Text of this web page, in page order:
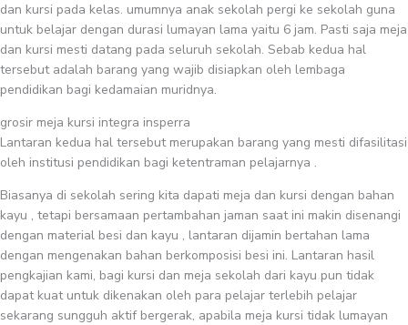
dan kursi pada kelas. umumnya anak sekolah pergi ke sekolah guna
untuk belajar dengan durasi lumayan lama yaitu 6 jam. Pasti saja meja
dan kursi mesti datang pada seluruh sekolah. Sebab kedua hal
tersebut adalah barang yang wajib disiapkan oleh lembaga
pendidikan bagi kedamaian muridnya.
grosir meja kursi integra insperra
Lantaran kedua hal tersebut merupakan barang yang mesti difasilitasi
oleh institusi pendidikan bagi ketentraman pelajarnya .
Biasanya di sekolah sering kita dapati meja dan kursi dengan bahan
kayu , tetapi bersamaan pertambahan jaman saat ini makin disenangi
dengan material besi dan kayu , lantaran dijamin bertahan lama
dengan mengenakan bahan berkomposisi besi ini. Lantaran hasil
pengkajian kami, bagi kursi dan meja sekolah dari kayu pun tidak
dapat kuat untuk dikenakan oleh para pelajar terlebih pelajar
sekarang sungguh aktif bergerak, apabila meja kursi tidak lumayan